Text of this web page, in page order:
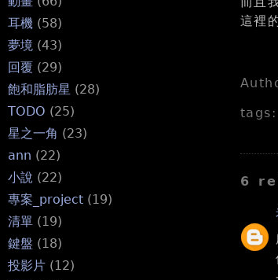
耳機 (58)
夢境 (43)
回覆 (29)
飽和脂肪星 (28)
TODO (25)
星之一角 (23)
ann (22)
小說 (22)
專案_project (19)
清單 (19)
鍵盤 (18)
投影片 (12)
這裡
6